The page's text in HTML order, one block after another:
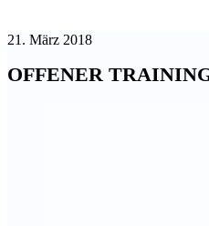
21. März 2018
OFFENER